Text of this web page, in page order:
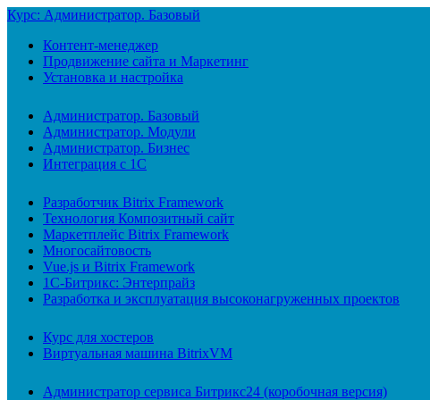
Курс: Администратор. Базовый
Контент-менеджер
Продвижение сайта и Маркетинг
Установка и настройка
Администратор. Базовый
Администратор. Модули
Администратор. Бизнес
Интеграция с 1С
Разработчик Bitrix Framework
Технология Композитный сайт
Маркетплейс Bitrix Framework
Многосайтовость
Vue.js и Bitrix Framework
1С-Битрикс: Энтерпрайз
Разработка и эксплуатация высоконагруженных проектов
Курс для хостеров
Виртуальная машина BitrixVM
Администратор сервиса Битрикс24 (коробочная версия)